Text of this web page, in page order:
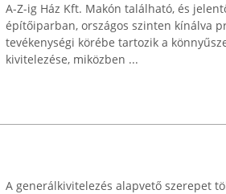
A-Z-ig Ház Kft. Makón található, és
építőiparban, országos szinten kínálva
tevékenységi körébe tartozik a
kivitelezése, miközben ...
A generálkivitelezés alapvető szerepet